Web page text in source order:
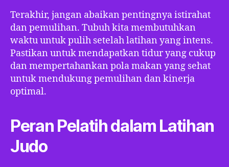
Terakhir, jangan abaikan pentingnya istirahat
dan pemulihan. Tubuh kita membutuhkan
waktu untuk pulih setelah latihan yang intens.
Pastikan untuk mendapatkan tidur yang cukup
dan mempertahankan pola makan yang sehat
untuk mendukung pemulihan dan kinerja
optimal.
Peran Pelatih dalam Latihan
Judo